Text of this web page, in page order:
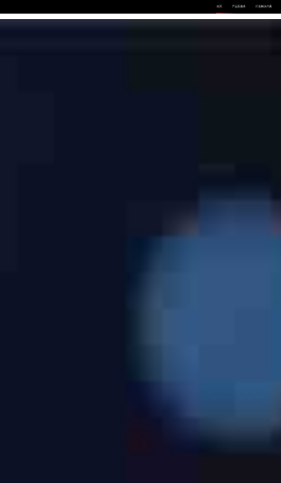
首页 产品及服务 行业解决方案